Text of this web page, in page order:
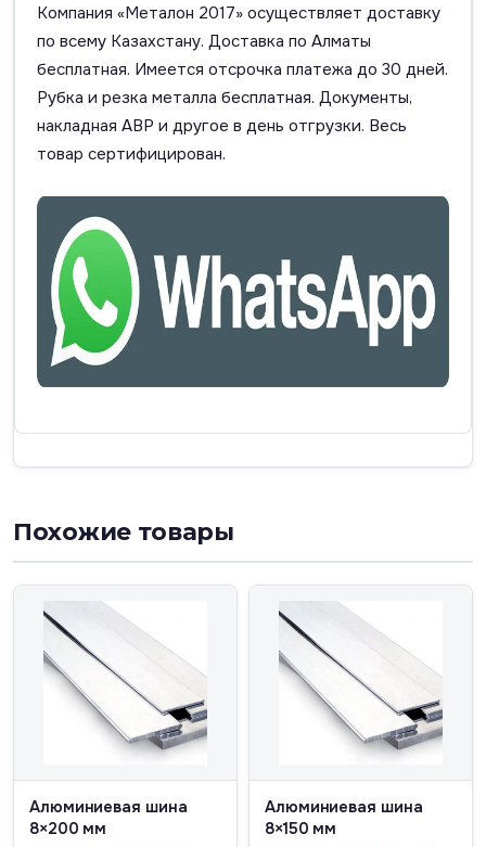
Компания «Металон 2017» осуществляет доставку
по всему Казахстану. Доставка по Алматы
бесплатная. Имеется отсрочка платежа до 30 дней.
Рубка и резка металла бесплатная. Документы,
накладная АВР и другое в день отгрузки. Весь
товар сертифицирован.
Похожие товары
Алюминиевая шина
8×200 мм
Алюминиевая шина
8×150 мм